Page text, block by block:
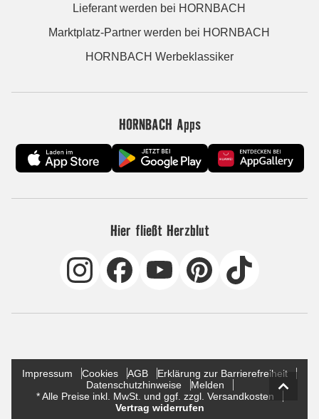
Lieferant werden bei HORNBACH
Marktplatz-Partner werden bei HORNBACH
HORNBACH Werbeklassiker
HORNBACH Apps
Hier fließt Herzblut
Impressum Cookies AGB
Erklärung zur Barrierefreiheit
Datenschutzhinweise
Melden
* Alle Preise inkl. MwSt. und ggf. zzgl. Versandkosten
Vertrag widerrufen